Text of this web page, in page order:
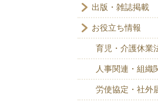
出版・雑誌掲載
お役立ち情報
育児・介護休業
人事関連・組織
労使協定・社外